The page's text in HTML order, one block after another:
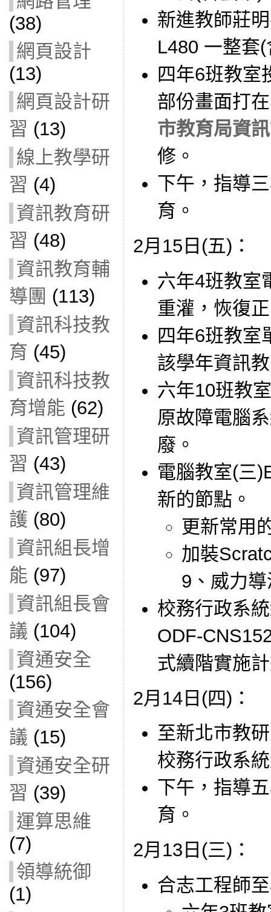
(38)
網頁設計
(13)
網頁設計研
習 (13)
線上教學研
習 (4)
資訊教育研
習 (48)
資訊教育輔
導團 (113)
資訊科技教
育 (45)
資訊科技教
育增能 (62)
資訊管理研
習 (43)
資訊管理維
護 (80)
資訊組長增
能 (97)
資訊組長會
議 (104)
資通安全
(156)
資通安全會
議 (15)
資通安全研
習 (39)
運算思維
(7)
領導統御
(1)
新進教師莊
L480 一整套
四年6班教室
部份畫面打
市教育局資
修。
下午，指導
育。
2月15日(五)：
六年4班教室
重灌，恢復
四年6班教室
該學年資訊
六年10班教
原故障電腦
廢。
電腦教室(三
新的節點。
更新常用
加裝
9、威力
校務行政系
ODF-
式續階實施
2月14日(四)：
至新北市教
校務行政系
下午，指導
育。
2月13日(三)：
合志工程師